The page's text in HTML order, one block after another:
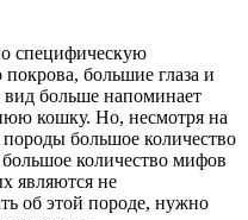
специфическую
большие глаза и
вид больше напоминает
кошку. Но, несмотря на
большое количество
количество мифов
являются не
об этой породе, нужно